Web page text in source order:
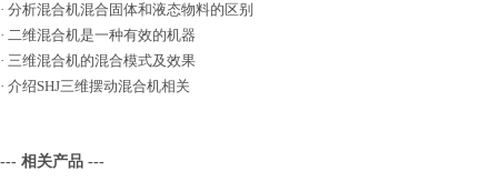
· 分析混合机混合固体和液态物料的区别
· 二维混合机是一种有效的机器
· 三维混合机的混合模式及效果
· 介绍SHJ三维摆动混合机相关
--- 相关产品 ---